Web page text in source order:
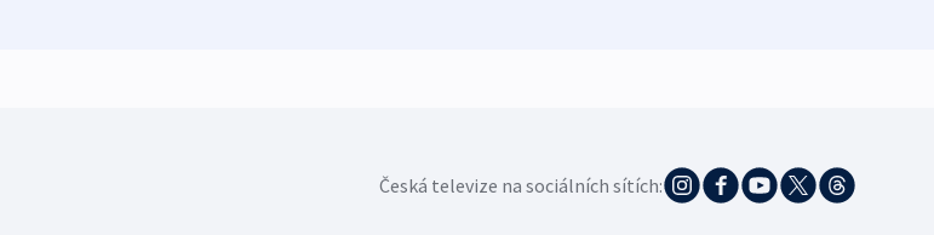
Česká televize na sociálních sítích: